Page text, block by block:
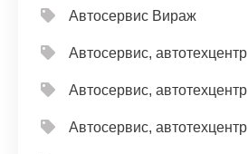
Автосервис Вираж
Автосервис, автотехцентр
Автосервис, автотехцентр
Автосервис, автотехцентр